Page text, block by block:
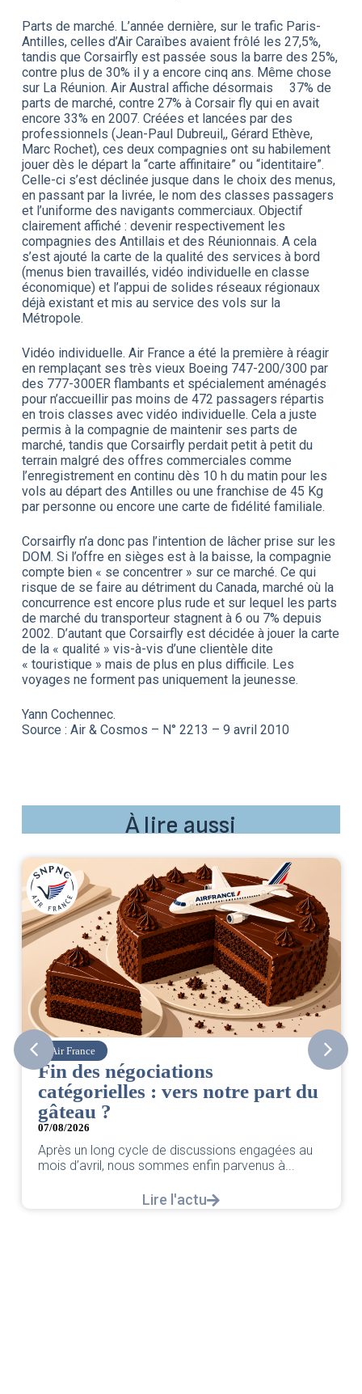
Parts de marché. L’année dernière, sur le trafic Paris-
Antilles, celles d’Air Caraïbes avaient frôlé les 27,5%,
tandis que Corsairfly est passée sous la barre des 25%,
contre plus de 30% il y a encore cinq ans. Même chose
sur La Réunion. Air Austral affiche désormais 37% de
parts de marché, contre 27% à Corsair fly qui en avait
encore 33% en 2007. Créées et lancées par des
professionnels (Jean-Paul Dubreuil,, Gérard Ethève,
Marc Rochet), ces deux compagnies ont su habilement
jouer dès le départ la “carte affinitaire” ou “identitaire”.
Celle-ci s’est déclinée jusque dans le choix des menus,
en passant par la livrée, le nom des classes passagers
et l’uniforme des navigants commerciaux. Objectif
clairement affiché : devenir respectivement les
compagnies des Antillais et des Réunionnais. A cela
s’est ajouté la carte de la qualité des services à bord
(menus bien travaillés, vidéo individuelle en classe
économique) et l’appui de solides réseaux régionaux
déjà existant et mis au service des vols sur la
Métropole.
Vidéo individuelle. Air France a été la première à réagir
en remplaçant ses très vieux Boeing 747-200/300 par
des 777-300ER flambants et spécialement aménagés
pour n’accueillir pas moins de 472 passagers répartis
en trois classes avec vidéo individuelle. Cela a juste
permis à la compagnie de maintenir ses parts de
marché, tandis que Corsairfly perdait petit à petit du
terrain malgré des offres commerciales comme
l’enregistrement en continu dès 10 h du matin pour les
vols au départ des Antilles ou une franchise de 45 Kg
par personne ou encore une carte de fidélité familiale.
Corsairfly n’a donc pas l’intention de lâcher prise sur les
DOM. Si l’offre en sièges est à la baisse, la compagnie
compte bien « se concentrer » sur ce marché. Ce qui
risque de se faire au détriment du Canada, marché où la
concurrence est encore plus rude et sur lequel les parts
de marché du transporteur stagnent à 6 ou 7% depuis
2002. D’autant que Corsairfly est décidée à jouer la carte
de la « qualité » vis-à-vis d’une clientèle dite
« touristique » mais de plus en plus difficile. Les
voyages ne forment pas uniquement la jeunesse.
Yann Cochennec.
Source : Air & Cosmos – N° 2213 – 9 avril 2010
À lire aussi
Air France
Fin des négociations
catégorielles : vers notre part du
gâteau ?
07/08/2026
Après un long cycle de discussions engagées au
mois d’avril, nous sommes enfin parvenus à...
Lire l'actu